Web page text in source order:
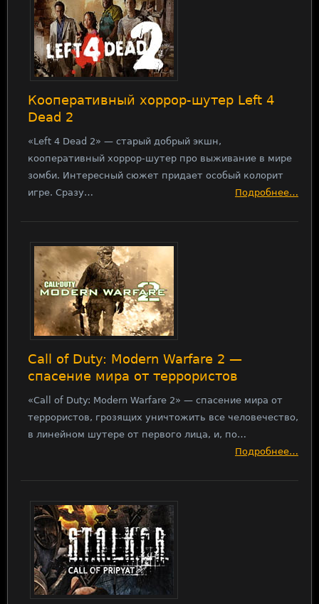
Кооперативный хоррор-шутер Left 4
Dead 2
«Left 4 Dead 2» — старый добрый экшн,
кооперативный хоррор-шутер про выживание в мире
зомби. Интересный сюжет придает особый колорит
игре. Сразу…
Подробнее…
Call of Duty: Modern Warfare 2 —
спасение мира от террористов
«Call of Duty: Modern Warfare 2» — спасение мира от
террористов, грозящих уничтожить все человечество,
в линейном шутере от первого лица, и, по…
Подробнее…